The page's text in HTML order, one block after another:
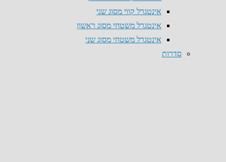
אינטגרל קווי מסוג שני
אינטגרל משטחי מסוג ראשון
אינטגרל משטחי מסוג שני
סדרות